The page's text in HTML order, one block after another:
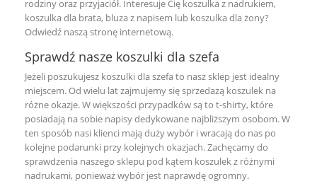
rodziny oraz przyjaciół. Interesuje Cię koszulka z nadrukiem,
koszulka dla brata, bluza z napisem lub koszulka dla żony?
Odwiedź naszą stronę internetową.
Sprawdź nasze koszulki dla szefa
Jeżeli poszukujesz koszulki dla szefa to nasz sklep jest idealny
miejscem. Od wielu lat zajmujemy się sprzedażą koszulek na
różne okazje. W większości przypadków są to t-shirty, które
posiadają na sobie napisy dedykowane najbliższym osobom. W
ten sposób nasi klienci mają duży wybór i wracają do nas po
kolejne podarunki przy kolejnych okazjach. Zachęcamy do
sprawdzenia naszego sklepu pod kątem koszulek z różnymi
nadrukami, ponieważ wybór jest naprawdę ogromny.